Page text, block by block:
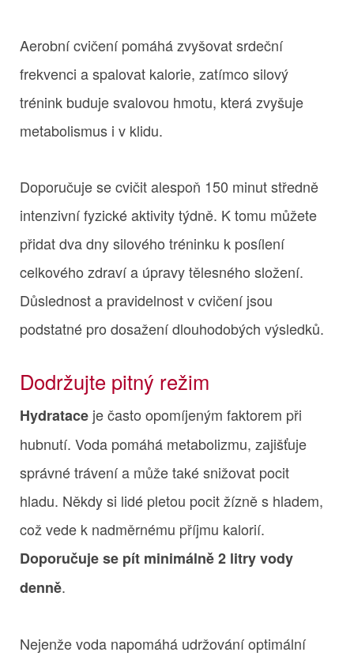
Aerobní cvičení pomáhá zvyšovat srdeční
frekvenci a spalovat kalorie, zatímco silový
trénink buduje svalovou hmotu, která zvyšuje
metabolismus i v klidu.
Doporučuje se cvičit alespoň 150 minut středně
intenzivní fyzické aktivity týdně. K tomu můžete
přidat dva dny silového tréninku k posílení
celkového zdraví a úpravy tělesného složení.
Důslednost a pravidelnost v cvičení jsou
podstatné pro dosažení dlouhodobých výsledků.
Dodržujte pitný režim
Hydratace je často opomíjeným faktorem při
hubnutí. Voda pomáhá metabolizmu, zajišťuje
správné trávení a může také snižovat pocit
hladu. Někdy si lidé pletou pocit žízně s hladem,
což vede k nadměrnému příjmu kalorií.
Doporučuje se pít minimálně 2 litry vody
denně.
Nejenže voda napomáhá udržování optimální